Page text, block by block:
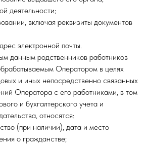
деятельности;
включая реквизиты документов
электронной почты.
данным родственников работников
Оператором в целях
и иных непосредственно связанных
Оператора с его работниками, в том
и бухгалтерского учета и
относятся:
(при наличии), дата и место
о гражданстве;